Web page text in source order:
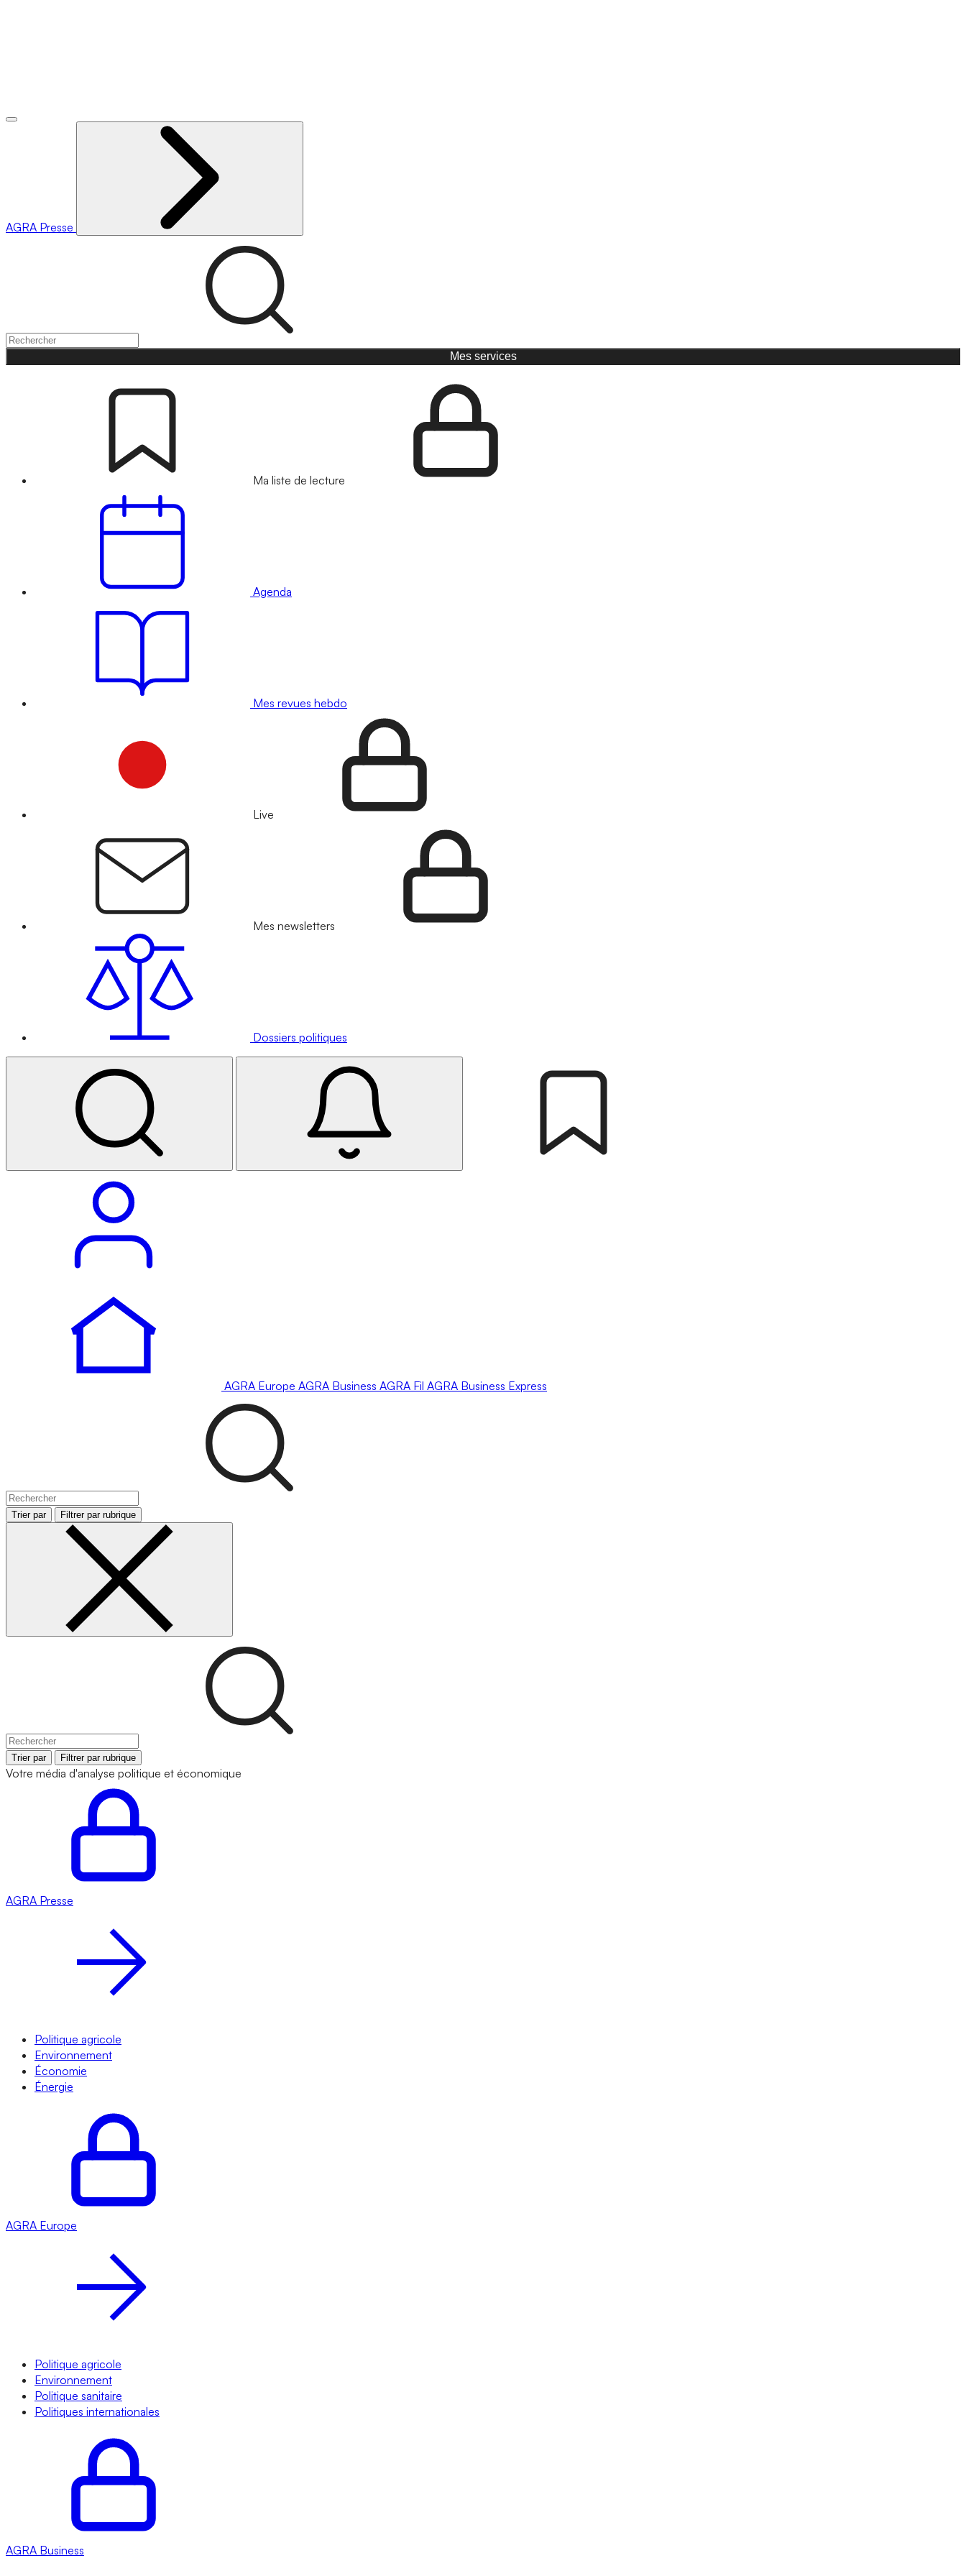
AGRA Presse
Mes services
Ma liste de lecture
Agenda
Mes revues hebdo
Live
Mes newsletters
Dossiers politiques
AGRA Europe AGRA Business AGRA Fil AGRA Business Express
Trier par Filtrer par rubrique
Trier par Filtrer par rubrique
Votre média d'analyse politique et économique
AGRA Presse
Politique agricole
Environnement
Économie
Énergie
AGRA Europe
Politique agricole
Environnement
Politique sanitaire
Politiques internationales
AGRA Business